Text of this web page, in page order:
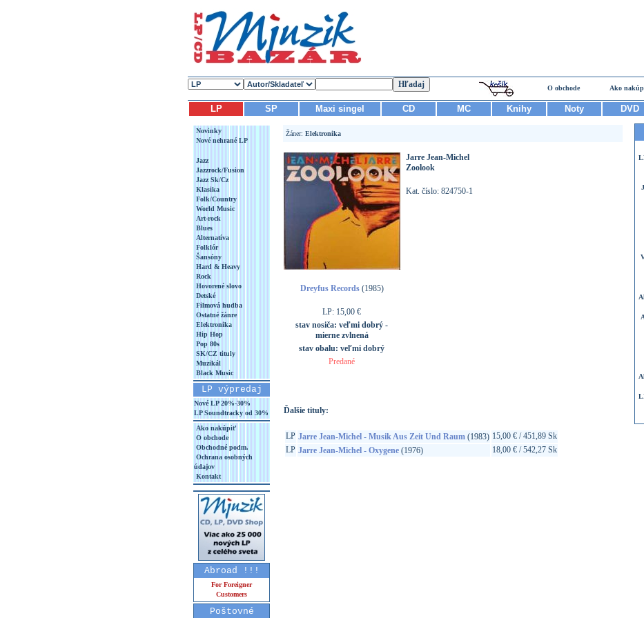
O obchode Ako
LP SP Maxi singel CD MC Knihy Noty DVD
Novinky
Nové nehrané LP
Jazz
Jazzrock/Fusion
Jazz Sk/Cz
Klasika
Folk/Country
World Music
Art-rock
Blues
Alternatíva
Folklór
Šansóny
Hard & Heavy
Rock
Hovorené slovo
Detské
Filmová hudba
Ostatné žánre
Elektronika
Hip Hop
Pop 80s
SK/CZ tituly
Muzikál
Black Music
LP výpredaj
Nové LP 20%-30%
LP Soundtracky od 30%
Ako nakúpiť
O obchode
Obchodné podm.
Ochrana osobných
údajov
Kontakt
Abroad !!!
For Foreigner
Customers
Poštovné
Žáner: Elektronika
Dreyfus Records(1985)
LP: 15,00 €
stav nosiča: veľmi dobrý -
mierne zvlnená
stav obalu: veľmi dobrý
Predané
Jarre Jean-Michel
Zoolook
Kat. číslo: 824750-1
Ďalšie tituly:
LP Jarre Jean-Michel - Musik Aus Zeit Und Raum(1983) 15,00 € / 451,89 Sk
LP Jarre Jean-Michel - Oxygene(1976) 18,00 € / 542,27 Sk